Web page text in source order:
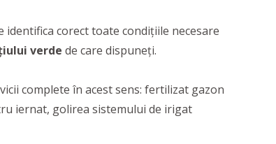
identifica corect toate condițiile necesare
verde de care dispuneți.
complete în acest sens: fertilizat gazon
iernat, golirea sistemului de irigat